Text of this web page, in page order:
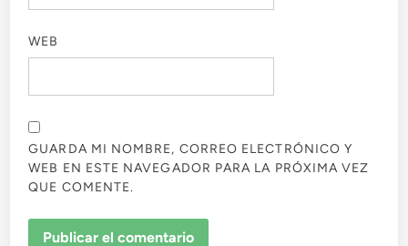
WEB
GUARDA MI NOMBRE, CORREO ELECTRÓNICO Y
WEB EN ESTE NAVEGADOR PARA LA PRÓXIMA VEZ
QUE COMENTE.